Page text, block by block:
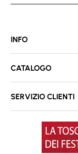
INFO
CATALOGO
SERVIZIO CLIENTI